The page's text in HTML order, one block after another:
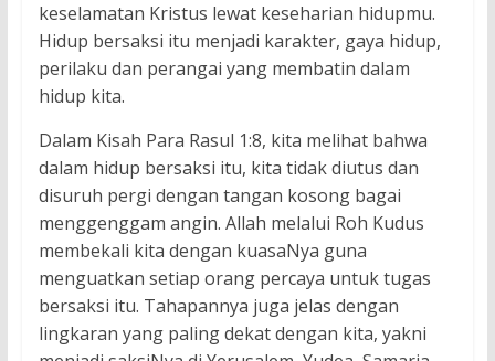
keselamatan Kristus lewat keseharian hidupmu.
Hidup bersaksi itu menjadi karakter, gaya hidup,
perilaku dan perangai yang membatin dalam
hidup kita.
Dalam Kisah Para Rasul 1:8, kita melihat bahwa
dalam hidup bersaksi itu, kita tidak diutus dan
disuruh pergi dengan tangan kosong bagai
menggenggam angin. Allah melalui Roh Kudus
membekali kita dengan kuasaNya guna
menguatkan setiap orang percaya untuk tugas
bersaksi itu. Tahapannya juga jelas dengan
lingkaran yang paling dekat dengan kita, yakni